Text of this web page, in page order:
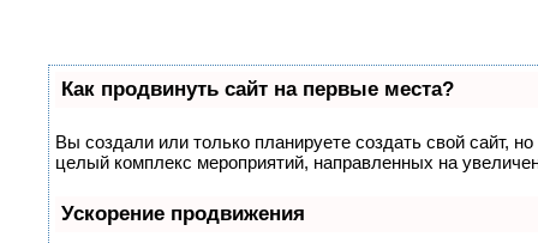
Как продвинуть сайт на первые места?
Вы создали или только планируете создать свой сайт,
целый комплекс мероприятий, направленных на
Ускорение продвижения